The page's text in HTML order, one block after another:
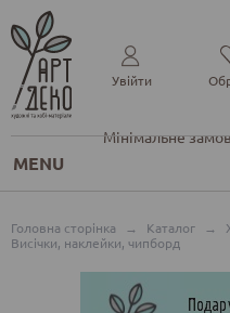
Мінімальне
Увійти
MENU
Головна сторінка → Каталог →
Висічки, наклейки, чипборд